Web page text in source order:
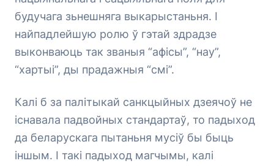
будучага зьнешняга выкарыстаньня. І
найпадлейшую ролю ў гэтай здрадзе
выконваюць так званыя “афісы”, “нау”,
“хартыі”, ды прадажныя “смі”.
Калі б за палітыкай санкцыйных дзеячоў не
існавала падвойных стандартаў, то падыход
да беларускага пытаньня мусіў бы быць
іншым. І такі падыход магчымы, калі